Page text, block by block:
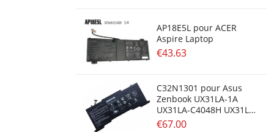
AP18E5L pour ACER
Aspire Laptop
€43.63
C32N1301 pour Asus
Zenbook UX31LA-1A
UX31LA-C4048H UX31LA-
R5080H
€67.00